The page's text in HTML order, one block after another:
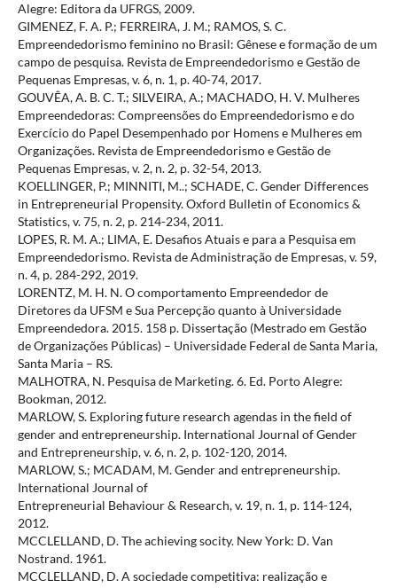
Alegre: Editora da UFRGS, 2009.
GIMENEZ, F. A. P.; FERREIRA, J. M.; RAMOS, S. C.
Empreendedorismo feminino no Brasil: Gênese e formação de um
campo de pesquisa. Revista de Empreendedorismo e Gestão de
Pequenas Empresas, v. 6, n. 1, p. 40-74, 2017.
GOUVÊA, A. B. C. T.; SILVEIRA, A.; MACHADO, H. V. Mulheres
Empreendedoras: Compreensões do Empreendedorismo e do
Exercício do Papel Desempenhado por Homens e Mulheres em
Organizações. Revista de Empreendedorismo e Gestão de
Pequenas Empresas, v. 2, n. 2, p. 32-54, 2013.
KOELLINGER, P.; MINNITI, M..; SCHADE, C. Gender Differences
in Entrepreneurial Propensity. Oxford Bulletin of Economics &
Statistics, v. 75, n. 2, p. 214-234, 2011.
LOPES, R. M. A.; LIMA, E. Desafios Atuais e para a Pesquisa em
Empreendedorismo. Revista de Administração de Empresas, v. 59,
n. 4, p. 284-292, 2019.
LORENTZ, M. H. N. O comportamento Empreendedor de
Diretores da UFSM e Sua Percepção quanto à Universidade
Empreendedora. 2015. 158 p. Dissertação (Mestrado em Gestão
de Organizações Públicas) – Universidade Federal de Santa Maria,
Santa Maria – RS.
MALHOTRA, N. Pesquisa de Marketing. 6. Ed. Porto Alegre:
Bookman, 2012.
MARLOW, S. Exploring future research agendas in the field of
gender and entrepreneurship. International Journal of Gender
and Entrepreneurship, v. 6, n. 2, p. 102-120, 2014.
MARLOW, S.; MCADAM, M. Gender and entrepreneurship.
International Journal of
Entrepreneurial Behaviour & Research, v. 19, n. 1, p. 114-124,
2012.
MCCLELLAND, D. The achieving socity. New York: D. Van
Nostrand. 1961.
MCCLELLAND, D. A sociedade competitiva: realização e